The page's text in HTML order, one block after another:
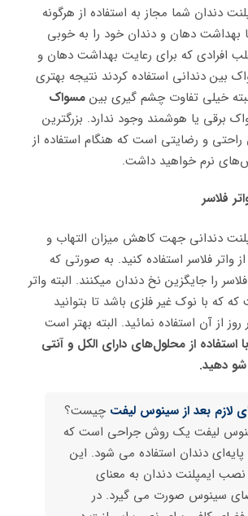
دندان شما مجاز به استفاده از هرگونه
بهداشت دهان و دندان خود را به خوبی
افرادی که برای رعایت بهداشت دهان و
بین دندانی استفاده کردند نتیجه بهتری
خیلی تفاوت چشم گیری بین مسواک
برقی یا هوشمند وجود ندارد. بزرگترین
و رضایتی است که هنگام استفاده از
نرم خواهید داشت.
فلاسر
دندانی جهت کاهش میزان التهاب و
واتر فلاسر استفاده کنید. به صورتی که
را جایگزین نخ دندان میکنند. البته واتر
که با نوک غیر فلزی باشد تا بتوانید
از آن استفاده نمائید. البته بهتر است
استفاده از محلول‌های دارای الکل و آنتی
دهید.
لازم بعد از سینوس لیفت چیست؟
لیفت یک روش جراحی است که
پایه‌ای دندان استفاده می شود. این
ایمپلنت دندان به معنای
سینوس صورت می گیرد. در